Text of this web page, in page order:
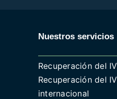
Nuestros servicios
Recuperación del
Recuperación del
internacional